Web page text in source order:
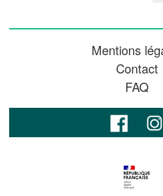
Mentions
Contact
FAQ